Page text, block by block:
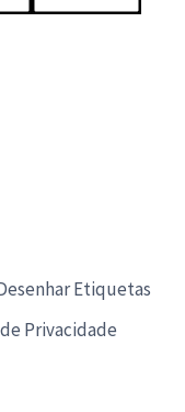
Etiquetas
Privacidade